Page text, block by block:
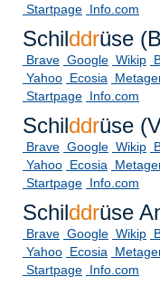
Startpage Info.com
Schilddrüse
Brave Google Wikip
Yahoo Ecosia
Startpage Info.com
Schilddrüse
Brave Google Wikip
Yahoo Ecosia
Startpage Info.com
Schilddrüse
Brave Google Wikip
Yahoo Ecosia
Startpage Info.com